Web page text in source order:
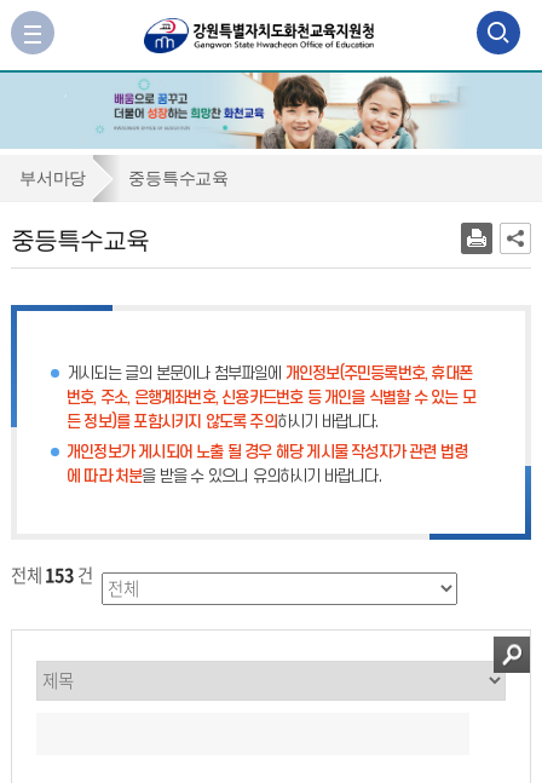
검
색
역
기
사
이
가
중
특
부서마당 중등특수교육
중등특수교육
게시되는 글의 본문이나 첨부파일에 개인정보(주민등록번호, 휴대폰
번호, 주소, 은행계좌번호, 신용카드번호 등 개인을 식별할 수 있는 모
든 정보)를 포함시키지 않도록 주의하시기 바랍니다.
개인정보가 게시되어 노출 될 경우 해당 게시물 작성자가 관련 법령
에 따라 처분을 받을 수 있으니 유의하시기 바랍니다.
전체153건